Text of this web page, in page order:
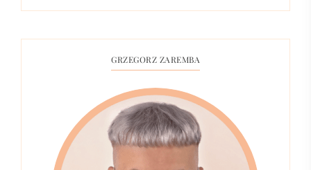
GRZEGORZ ZAREMBA